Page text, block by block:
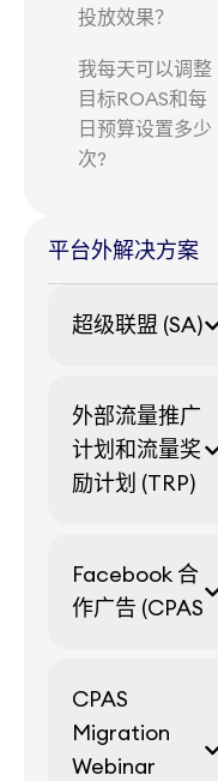
投放效果？
我每天可以调整
目标ROAS和每
日预算设置多少
次?
平台外解决方案
超级联盟 (SA)
外部流量推广
计划和流量奖
励计划 (TRP)
Facebook 合
作广告 (CPAS
CPAS
Migration
Webinar